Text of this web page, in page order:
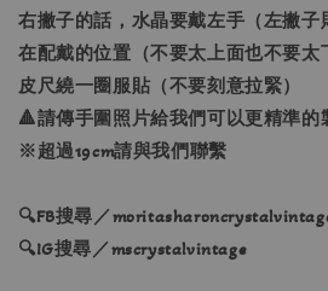
右撇子的話，水晶要戴左手（左撇子
在配戴的位置（不要太上面也不要太
皮尺繞一圈服貼（不要刻意拉緊）
🔺請傳手圍照片給我們可以更精準
※超過19cm請與我們聯繫
🔍FB搜尋／
🔍IG搜尋／mscrystalvintage